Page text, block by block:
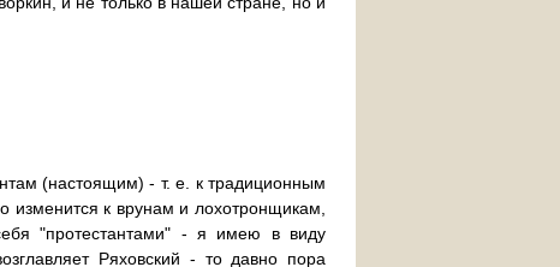
(настоящим) - т. е. к традиционным
изменится к врунам и лохотронщикам,
"протестантами" - я имею в виду
Ряховский - то давно пора